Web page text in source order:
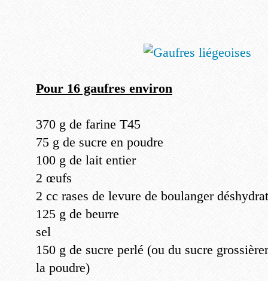
Pour 16 gaufres environ
370 g de farine T45
75 g de sucre en poudre
100 g de lait entier
2 œufs
2 cc rases de levure de boulanger
125 g de beurre
sel
150 g de sucre perlé (ou du sucre
la poudre)